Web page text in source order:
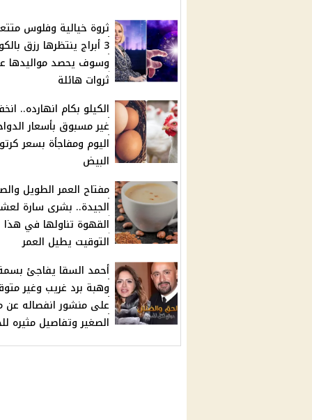
ثروة خيالية وفلوس
3 أبراج ينتظرها رزق
وسوف يحصد مواليدها
ثروات هائلة
الكيلو بكام انهارده..
غير مسبوق بأسعار
اليوم ومفاجأة بسعر
البيض
مفتاح العمر الطويل
الجيدة.. بشرى سارة
القهوة تناولها في هذا
التوقيت يطيل العمر
أحمد السقا يفاجئ
وهبة برد غريب وغير
على منشور انفصاله عن
الصغير وتفاصيل مثيره